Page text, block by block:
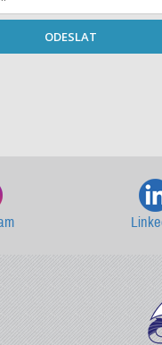
ODESLAT